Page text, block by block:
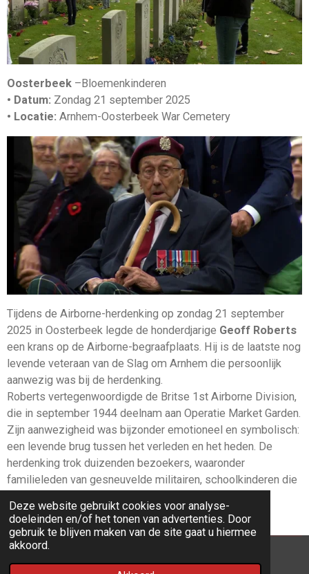
Deze website gebruikt cookies voor analyse-
doeleinden en/of het tonen van advertenties. Door
gebruik te blijven maken van de site gaat u hiermee
akkoord.
Oosterbeek –Bloemenkinderen
• Datum: Zondag 21 september 2025
• Locatie: Arnhem-Oosterbeek War Cemetery
Tijdens de Airborne-herdenking op zondag 21 september
2025 in Oosterbeek legde de honderdjarige Geoff Roberts
een krans op de Airborne-begraafplaats. Hij is de laatste nog
levende veteraan van de Slag om Arnhem die persoonlijk
aanwezig was bij de herdenking.
Roberts vertegenwoordigde de Britse 1st Airborne Division,
die in september 1944 deelnam aan Operatie Market Garden.
Zijn aanwezigheid was bijzonder emotioneel en symbolisch:
een levende brug tussen het verleden en het heden. De
herdenking trok duizenden bezoekers, waaronder
familieleden van gesneuvelde militairen, schoolkinderen die
binnen- en buitenland.